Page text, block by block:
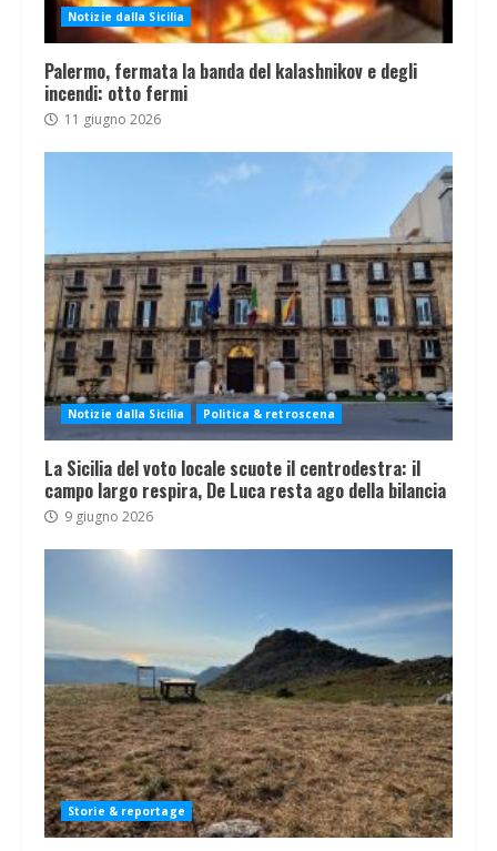
Notizie dalla Sicilia
Palermo, fermata la banda del kalashnikov e degli
incendi: otto fermi
11 giugno 2026
Notizie dalla Sicilia Politica & retroscena
La Sicilia del voto locale scuote il centrodestra: il
campo largo respira, De Luca resta ago della bilancia
9 giugno 2026
Storie & reportage